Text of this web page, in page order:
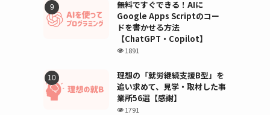
無料ですぐできる！AIに
Google Apps Scriptのコー
ドを書かせる方法
【ChatGPT・Copilot】
1891
理想の「就労継続支援B型」を
追い求めて、見学・取材した事
業所56選【感謝】
1791